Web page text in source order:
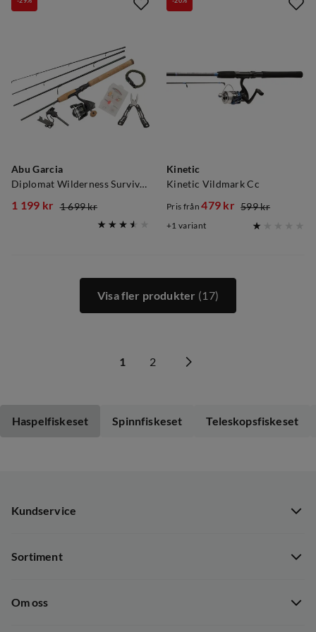
Abu Garcia
Diplomat Wilderness Survival 4pc Combo
1 199 kr 1 699 kr
Kinetic
Kinetic Vildmark Cc
discounted
Pris från479 kr
original
599 kr
1 variant
Visa fler produkter (17)
1 2
Haspelfiskeset Spinnfiskeset Teleskopsfiskeset
Kundservice
Dataskyddspolicy
Sortiment
Om oss